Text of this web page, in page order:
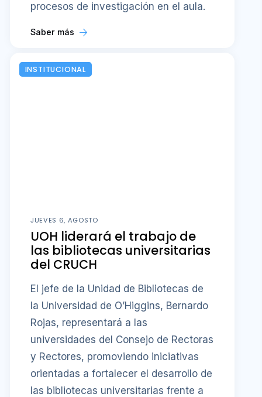
procesos de investigación en el aula.
Saber más
INSTITUCIONAL
JUEVES 6, AGOSTO
UOH liderará el trabajo de
las bibliotecas universitarias
del CRUCH
El jefe de la Unidad de Bibliotecas de
la Universidad de O’Higgins, Bernardo
Rojas, representará a las
universidades del Consejo de Rectoras
y Rectores, promoviendo iniciativas
orientadas a fortalecer el desarrollo de
las bibliotecas universitarias frente a